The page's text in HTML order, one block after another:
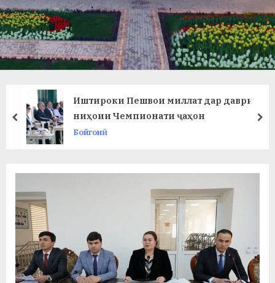
в
л
а
т
и
х
а
р
б
Иштироки Пешвои миллат дар даври
ниҳоии Чемпионати ҷаҳон
Бойгонӣ
prev